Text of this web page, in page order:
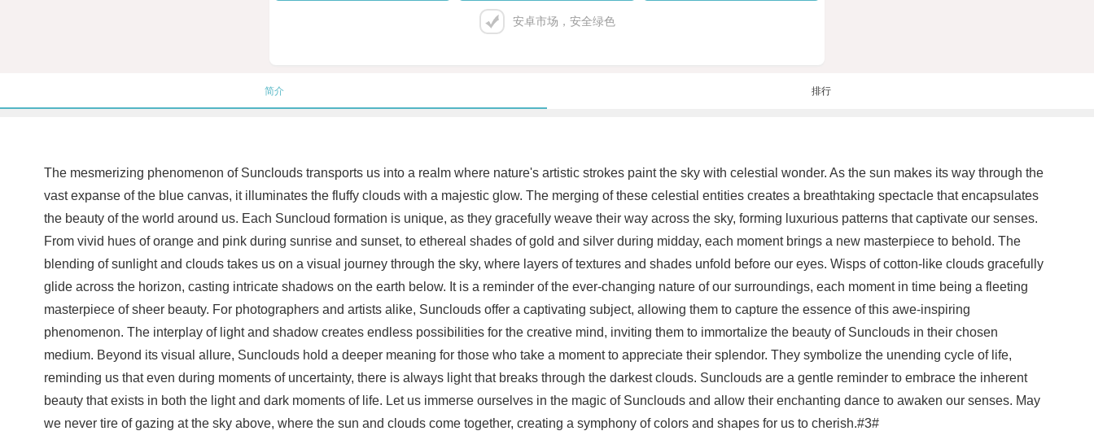
安卓市场，安全绿色
简介 排行
The mesmerizing phenomenon of Sunclouds transports us into a realm where nature's artistic strokes paint the sky with celestial wonder. As the sun makes its way through the
vast expanse of the blue canvas, it illuminates the fluffy clouds with a majestic glow. The merging of these celestial entities creates a breathtaking spectacle that encapsulates
the beauty of the world around us. Each Suncloud formation is unique, as they gracefully weave their way across the sky, forming luxurious patterns that captivate our senses.
From vivid hues of orange and pink during sunrise and sunset, to ethereal shades of gold and silver during midday, each moment brings a new masterpiece to behold. The
blending of sunlight and clouds takes us on a visual journey through the sky, where layers of textures and shades unfold before our eyes. Wisps of cotton-like clouds gracefully
glide across the horizon, casting intricate shadows on the earth below. It is a reminder of the ever-changing nature of our surroundings, each moment in time being a fleeting
masterpiece of sheer beauty. For photographers and artists alike, Sunclouds offer a captivating subject, allowing them to capture the essence of this awe-inspiring
phenomenon. The interplay of light and shadow creates endless possibilities for the creative mind, inviting them to immortalize the beauty of Sunclouds in their chosen
medium. Beyond its visual allure, Sunclouds hold a deeper meaning for those who take a moment to appreciate their splendor. They symbolize the unending cycle of life,
reminding us that even during moments of uncertainty, there is always light that breaks through the darkest clouds. Sunclouds are a gentle reminder to embrace the inherent
beauty that exists in both the light and dark moments of life. Let us immerse ourselves in the magic of Sunclouds and allow their enchanting dance to awaken our senses. May
we never tire of gazing at the sky above, where the sun and clouds come together, creating a symphony of colors and shapes for us to cherish.#3#